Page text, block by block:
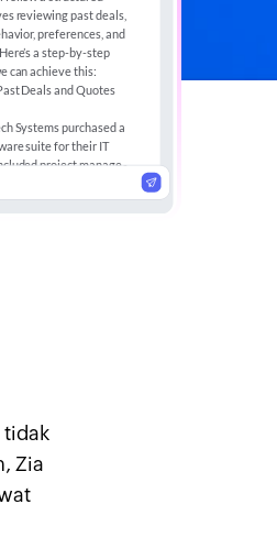
tidak
Zia